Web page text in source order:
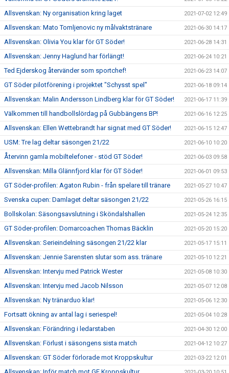
Allsvenskan: Ny organisation kring laget 2021-07-02 12:49
Allsvenskan: Mato Tomljenovic ny målvaktstränare 2021-06-30 14:17
Allsvenskan: Olivia You klar för GT Söder! 2021-06-28 14:31
Allsvenskan: Jenny Haglund har förlängt! 2021-06-24 10:21
Ted Ejderskog återvänder som sportchef! 2021-06-23 14:07
GT Söder pilotförening i projektet "Schysst spel" 2021-06-18 09:14
Allsvenskan: Malin Andersson Lindberg klar för GT Söder! 2021-06-17 11:39
Välkommen till handbollslördag på Gubbängens BP! 2021-06-16 12:25
Allsvenskan: Ellen Wettebrandt har signat med GT Söder! 2021-06-15 12:47
USM: Tre lag deltar säsongen 21/22 2021-06-10 10:20
Återvinn gamla mobiltelefoner - stöd GT Söder! 2021-06-03 09:58
Allsvenskan: Milla Glännfjord klar för GT Söder! 2021-06-01 09:53
GT Söder-profilen: Agaton Rubin - från spelare till tränare 2021-05-27 10:47
Svenska cupen: Damlaget deltar säsongen 21/22 2021-05-26 16:15
Bollskolan: Säsongsavslutning i Sköndalshallen 2021-05-24 12:35
GT Söder-profilen: Domarcoachen Thomas Bäcklin 2021-05-20 15:20
Allsvenskan: Serieindelning säsongen 21/22 klar 2021-05-17 15:11
Allsvenskan: Jennie Sarensten slutar som ass. tränare 2021-05-10 12:21
Allsvenskan: Intervju med Patrick Wester 2021-05-08 10:30
Allsvenskan: Intervju med Jacob Nilsson 2021-05-07 12:08
Allsvenskan: Ny tränarduo klar! 2021-05-06 12:30
Fortsatt ökning av antal lag i seriespel! 2021-05-04 10:28
Allsvenskan: Förändring i ledarstaben 2021-04-30 12:00
Allsvenskan: Förlust i säsongens sista match 2021-04-12 10:27
Allsvenskan: GT Söder förlorade mot Kroppskultur 2021-03-22 12:01